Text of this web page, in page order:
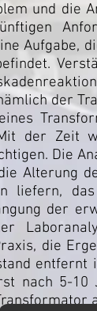
und die
Aufgabe,
der
der Zeit
Die
Alterung
liefern,
der
die
nach 5-